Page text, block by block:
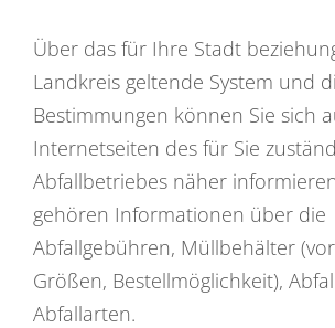
Über das für Ihre Stadt
Landkreis geltende System und
Bestimmungen können Sie sich
Internetseiten des für Sie
Abfallbetriebes näher
gehören Informationen über die
Abfallgebühren, Müllbehälter
Größen, Bestellmöglichkeit),
Abfallarten.